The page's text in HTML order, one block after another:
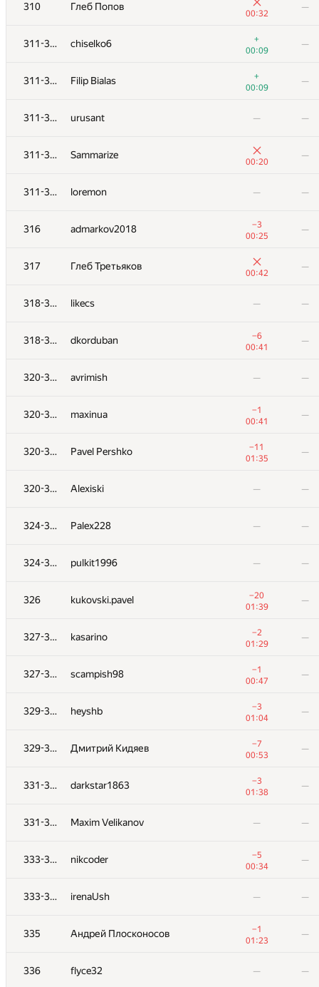
310 Глеб Попов
00:32
—
311-315 chiselko6
+
00:09
—
311-315 Filip Bialas
+
00:09
—
311-315 urusant — —
311-315 Sammarize
00:20
—
311-315 loremon — —
316 admarkov2018
−3
00:25
—
317 Глеб Третьяков
00:42
—
318-319 likecs — —
318-319 dkorduban
−6
00:41
—
320-323 avrimish — —
320-323 maxinua
−1
00:41
—
320-323 Pavel Pershko
−11
01:35
—
320-323 Alexiski — —
324-325 Palex228 — —
324-325 pulkit1996 — —
326 kukovski.pavel
−20
01:39
—
327-328 kasarino
−2
01:29
—
327-328 scampish98
−1
00:47
—
329-330 heyshb
−3
01:04
—
329-330 Дмитрий Кидяев
−7
00:53
—
331-332 darkstar1863
−3
01:38
—
331-332 Maxim Velikanov — —
333-334 nikcoder
−5
00:34
—
333-334 irenaUsh — —
335 Андрей Плосконосов
−1
01:23
—
336 flyce32 — —
311/ 1130 13/26
301 islom.iskandarov
01:04
302 alex145031
+8
01:28
303 shessmaster12
00:47
304 zakharov921.anton
+3
00:17
305 ujzwt4it
+11
01:23
Ilya
00:19
hogloid
308 binvua925
00:48
309 lebronua2013 —
310 Глеб Попов
00:32
chiselko6
00:09
Filip Bialas
+
00:09
urusant —
Sammarize
00:20
loremon
316 admarkov2018
−3
00:25
317 Глеб Третьяков
00:42
likecs —
dkorduban
00:41